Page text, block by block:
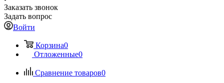
Заказать звонок
Задать вопрос
Войти
Корзина0
Отложенные0
Сравнение товаров0